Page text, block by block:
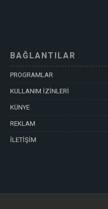
BAĞLANTILAR
PROGRAMLAR
KULLANIM İZİNLERİ
KÜNYE
REKLAM
İLETİŞİM